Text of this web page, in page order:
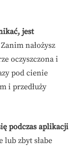
jest
Zanim nałożysz
oczyszczona i
pod cienie
i przedłuży
podczas aplikacji
lub zbyt słabe